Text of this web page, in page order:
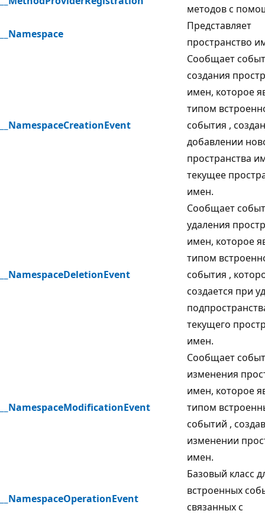
методов с
__Namespace
Представляет
пространство
__NamespaceCreationEvent
Сообщает
создания
имен, которое
типом
события ,
добавлении
пространства
текущее
имен.
__NamespaceDeletionEvent
Сообщает
удаления
имен, которое
типом
события ,
создается при
текущего
имен.
__NamespaceModificationEvent
Сообщает
изменения
имен, которое
типом
событий ,
изменении
имен.
__NamespaceOperationEvent
Базовый класс
встроенных
связанных с